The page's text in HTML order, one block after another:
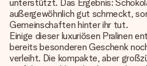
unterstützt. Das Ergebnis:
außergewöhnlich gut schmeckt,
Gemeinschaften hinter ihr tut.
Einige dieser luxuriösen Pralinen
bereits besonderen Geschenk
verleiht. Die kompakte, aber